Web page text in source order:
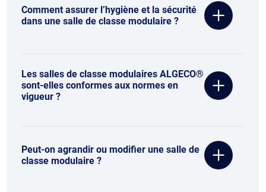
Comment assurer l’hygiène et la sécurité
dans une salle de classe modulaire ?
Les salles de classe modulaires ALGECO®
sont-elles conformes aux normes en
vigueur ?
Peut-on agrandir ou modifier une salle de
classe modulaire ?